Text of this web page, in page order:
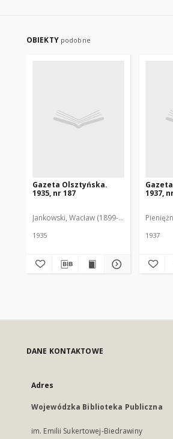
OBIEKTY podobne
Gazeta Olsztyńska.
1935, nr 187
Jankowski, Wacław (1899-1975). Red.
1935
1937,
1937
DANE KONTAKTOWE
Adres
Wojewódzka Biblioteka Publiczna
im. Emilii Sukertowej-Biedrawiny